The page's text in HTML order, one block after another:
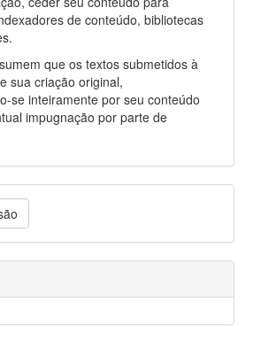
de conteúdo, bibliotecas
que os textos submetidos à
sua criação original,
se inteiramente por seu conteúdo
impugnação por parte de